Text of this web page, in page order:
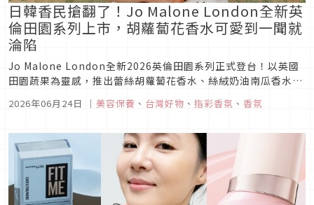
日韓香民搶翻了！Jo Malone London全新英
倫田園系列上市，胡蘿蔔花香水可愛到一聞就
淪陷
Jo Malone London全新2026英倫田園系列正式登台！以英國
田園蔬果為靈感，推出蕾絲胡蘿蔔花香水、絲絨奶油南瓜香水、
列，療癒又充滿夏日田園氣息。
2026年06月24日 ｜ 美容保養 、 台灣好物 、 指彩香氛 、 香氛